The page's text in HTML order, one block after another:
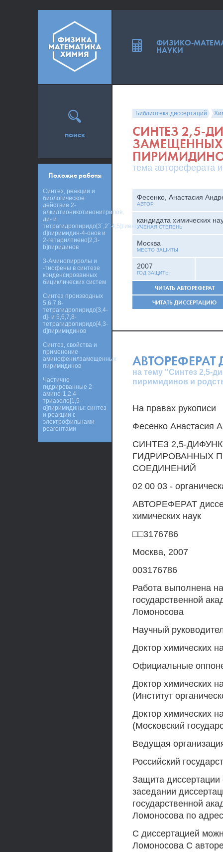
Библиотека диссертаций
СИНТЕЗ 2,5-
тема автореферата
Фесенко, Анастасия
АВТОР
кандидата химических
УЧЕНАЯ СТЕПЕНЬ
Москва
МЕСТО ЗАЩИТЫ
2007
ГОД ЗАЩИТЫ
ЧИТАТЬ АВТОРЕФЕРАТ
ЧИТАТЬ ДИССЕРТАЦИЮ
АВТОРЕФЕРАТ
на тему "Синтез 2,5-
пиримидинов и
На правах рукописи
Фесенко Анастасия
СИНТЕЗ 2,5-
ГИДРИРОВАННЫХ
СОЕДИНЕНИЙ
02 00 03 -
АВТОРЕФЕРАТ
химических наук
□□3176786
Москва, 2007
003176786
Работа выполнена
государственной
Ломоносова
Научный
Доктор химических
Официальные
Доктор химических
(Институт
Доктор химических
(Московский
Ведущая
Российский
Защита диссертации
заседании
государственной
Ломоносова по
С диссертацией
Ломоносова С
поиск
Похожие работы
Синтез, реакции и
биологическое
действие 2-
алкилтионикотинонитрилов,
ди- и
тетрагидропиридо[3`,2`:4,5]тиено[3,2-
d]пиримидин-4-онов и
2-гетарилтиено[2,3-
b]пиридинов
3-Аминопирролы и
-тиофены в синтезе
конденсированных
бициклических систем
Синтез производных
5,6,7,8-
тетрагидропиридо[3,4-
d]- и 5,6,7,8-
тетрагидропиридо[4,3-
d]пиримидинов
Синтез, свойства и
применение
аминофенилзамещенных
пиримидинов
Частично
гидрированные 2-
амино-1,2,4-
триазоло[1,5-
α]пиримидины: синтез
и реакции с
электрофильнами
реагентами
ФИЗИКО-
НАУКИ